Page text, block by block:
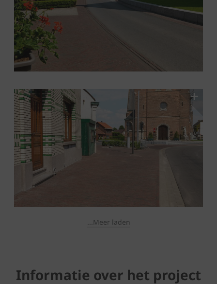
...Meer laden
Informatie over het project